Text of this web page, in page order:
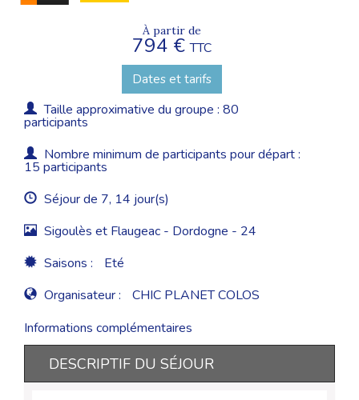
À partir de
794 €TTC
Dates et tarifs
Taille approximative du groupe : 80
participants
Nombre minimum de participants pour départ :
15 participants
Séjour de 7, 14 jour(s)
Sigoulès et Flaugeac - Dordogne - 24
Saisons :
Eté
Organisateur :
CHIC PLANET COLOS
Informations complémentaires
DESCRIPTIF DU SÉJOUR